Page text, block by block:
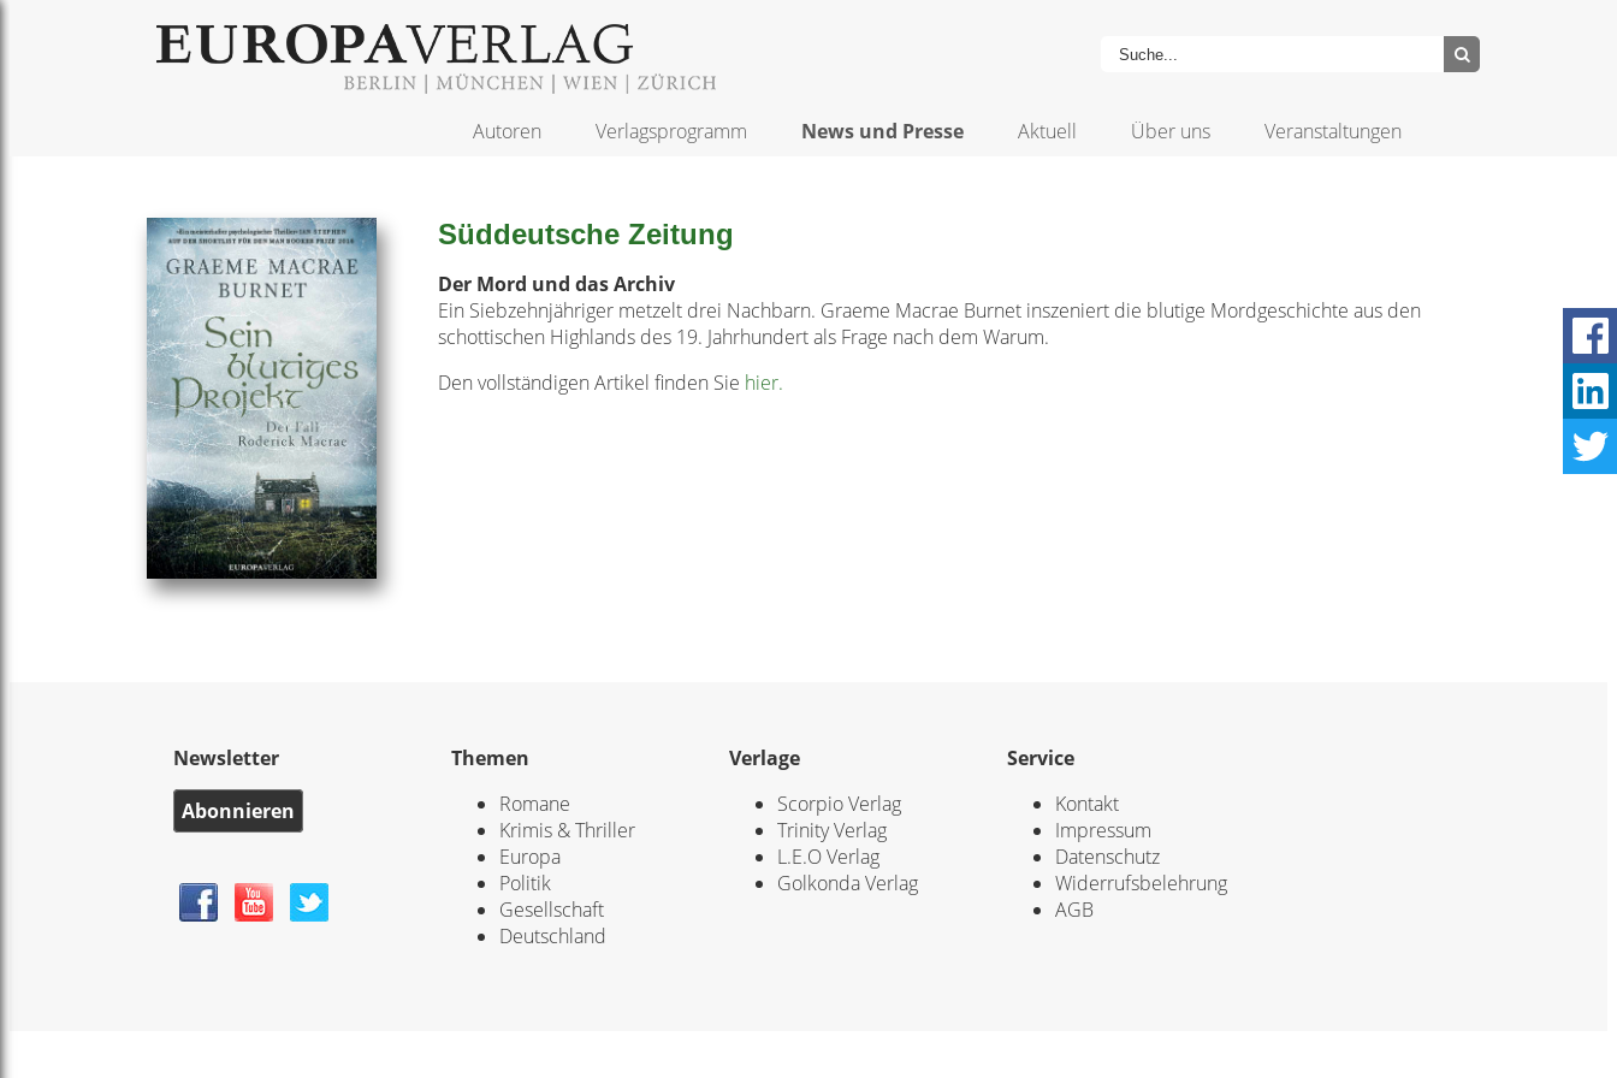
Autoren Verlagsprogramm News und Presse Aktuell Über uns Veranstaltungen
Süddeutsche Zeitung
Der Mord und das Archiv
Ein Siebzehnjähriger metzelt drei Nachbarn. Graeme Macrae Burnet inszeniert die blutige Mordgeschichte aus den
schottischen Highlands des 19. Jahrhundert als Frage nach dem Warum.
Den vollständigen Artikel finden Sie hier.
Newsletter
Abonnieren
Themen
Romane
Krimis & Thriller
Europa
Politik
Gesellschaft
Deutschland
Verlage
Scorpio Verlag
Trinity Verlag
L.E.O Verlag
Golkonda Verlag
Service
Kontakt
Impressum
Datenschutz
Widerrufsbelehrung
AGB